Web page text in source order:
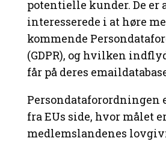
potentielle kunder. De er
interesserede i at høre
kommende
(GDPR), og hvilken
får på deres
Persondataforordningen
fra EUs side, hvor målet
medlemslandenes